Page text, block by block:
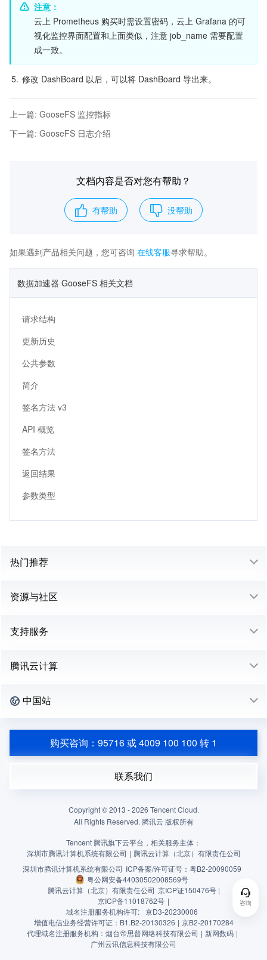
注意：
云上 Prometheus 购买时需设置密码，云上 Grafana 的可
视化监控界面配置和上面类似，注意 job_name 需要配置
成一致。
5. 修改 DashBoard 以后，可以将 DashBoard 导出来。
上一篇: GooseFS 监控指标
下一篇: GooseFS 日志介绍
文档内容是否对您有帮助？
有帮助 没帮助
如果遇到产品相关问题，您可咨询 在线客服寻求帮助。
数据加速器 GooseFS 相关文档
请求结构
更新历史
公共参数
简介
签名方法 v3
API 概览
签名方法
返回结果
参数类型
咨询
热门推荐
资源与社区
支持服务
腾讯云计算
中国站
购买咨询：95716 或 4009 100 100 转 1
联系我们
Copyright © 2013 -2026 Tencent Cloud.
All Rights Reserved. 腾讯云 版权所有
Tencent 腾讯旗下云平台，相关服务主体：
深圳市腾讯计算机系统有限公司 | 腾讯云计算（北京）有限责任公司
深圳市腾讯计算机系统有限公司 ICP备案/许可证号： 粤B2-20090059
粤公网安备44030502008569号
腾讯云计算（北京）有限责任公司 京ICP证150476号 |
京ICP备11018762号 |
域名注册服务机构许可: 京D3-20230006
增值电信业务经营许可证：B1.B2-20130326 | 京B2-20170284
代理域名注册服务机构：烟台帝思普网络科技有限公司 | 新网数码 |
广州云讯信息科技有限公司